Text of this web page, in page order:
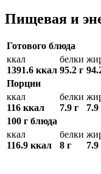
Пищевая и
Готового блюда
ккал
1391.6 ккал
белки
95.2 г
Порции
ккал
116 ккал
белки
7.9 г
7.9
100 г блюда
ккал
116.9 ккал
белки
8 г
7.9